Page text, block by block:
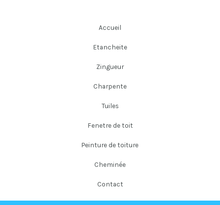
Accueil
Etancheite
Zingueur
Charpente
Tuiles
Fenetre de toit
Peinture de toiture
Cheminée
Contact